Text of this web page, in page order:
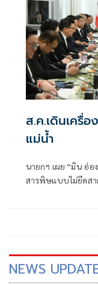
ส.ค.เดินเครื่อ
แม่นํ้า
นายกฯ เผย “มิน อ่อง หล่าย” พร้อมร่วมมือ
สารพิษแบบไม่ยึดสา
NEWS